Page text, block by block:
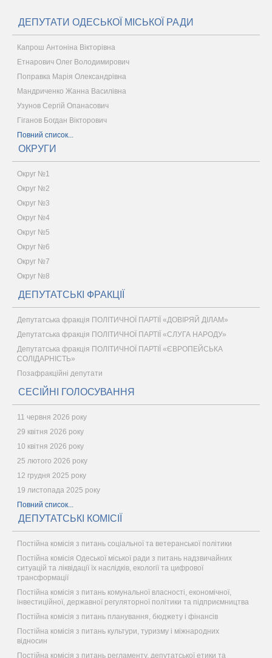
ДЕПУТАТИ ОДЕСЬКОЇ МІСЬКОЇ РАДИ
Капрош Антоніна Вікторівна
Етнарович Олег Володимирович
Поправка Марія Олександрівна
Мандриченко Жанна Василівна
Узунов Сергій Опанасович
Гіганов Богдан Вікторович
Повний список...
ОКРУГИ
Округ №1
Округ №2
Округ №3
Округ №4
Округ №5
Округ №6
Округ №7
Округ №8
ДЕПУТАТСЬКІ ФРАКЦІЇ
Депутатська фракція ПОЛІТИЧНОЇ ПАРТІЇ «ДОВІРЯЙ ДІЛАМ»
Депутатська фракція ПОЛІТИЧНОЇ ПАРТІЇ «СЛУГА НАРОДУ»
Депутатська фракція ПОЛІТИЧНОЇ ПАРТІЇ «ЄВРОПЕЙСЬКА
СОЛІДАРНІСТЬ»
Позафракційні депутати
СЕСІЙНІ ГОЛОСУВАННЯ
11 червня 2026 року
29 квітня 2026 року
10 квітня 2026 року
25 лютого 2026 року
12 грудня 2025 року
19 листопада 2025 року
Повний список...
ДЕПУТАТСЬКІ КОМІСІЇ
Постійна комісія з питань соціальної та ветеранської політики
Постійна комісія Одеської міської ради з питань надзвичайних
ситуацій та ліквідації їх наслідків, екології та цифрової
трансформації
Постійна комісія з питань комунальної власності, економічної,
інвестиційної, державної регуляторної політики та підприємництва
Постійна комісія з питань планування, бюджету і фінансів
Постійна комісія з питань культури, туризму і міжнародних
відносин
Постійна комісія з питань регламенту, депутатської етики та